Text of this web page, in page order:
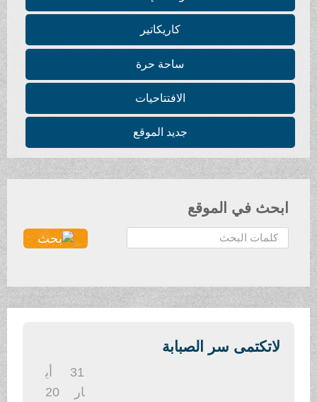
كاريكاتير
ساحة حرة
الافتتاحيات
جديد الموقع
ابحث في الموقع
ح
ث
لاتكتمى سر الصبابة
20